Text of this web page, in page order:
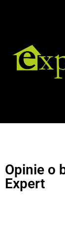
Opinie o
Expert